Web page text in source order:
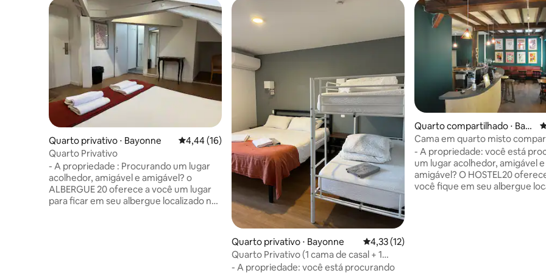
Quarto privativo ⋅ Bayonne 4,44 de uma avaliação média de 5, 16 avaliações
4,44 (16)
Quarto Privativo
- A propriedade : Procurando um lugar
acolhedor, amigável e amigável? o
ALBERGUE 20 oferece a você um lugar
para ficar em seu albergue localizado no
Quarto privativo ⋅ Bayonne 4,33 de uma avaliação média de 5, 12
4,33 (12)
Quarto Privativo (1 cama de casal + 1
beliche)
- A propriedade: você está procurando
Quarto compartilhado ⋅ Bay
onne
Cama em quarto misto
Hostel20 Bayonne
- A propriedade: você está
um lugar acolhedor, amigável e
amigável? O HOSTEL20
você fique em seu albergue